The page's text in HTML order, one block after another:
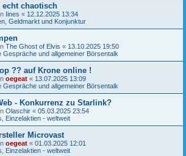
echt chaotisch
Iines « 12.12.2025 13:34
Geldmarkt und Konjunktur
The Ghost of Elvis « 13.10.2025 19:50
Gespräche und allgemeiner Börsentalk
?? auf Krone online !
oegeat « 13.07.2025 13:09
Gespräche und allgemeiner Börsentalk
- Konkurrenz zu Starlink?
Olaschir « 05.03.2025 23:54
Einzelaktien - weltweit
Microvast
oegeat « 01.03.2025 12:01
Einzelaktien - weltweit